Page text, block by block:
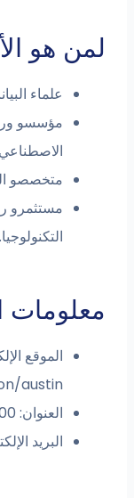
لمن هو
علماء
مؤسسو
متخصصو
مستثمرو
التكنولوجيا.
معلومات
الموقع
austin
العنوان: 2300 Oracle Way، أوستن، تكساس
البريد